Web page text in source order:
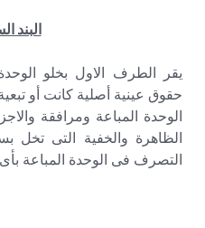
البند
يقر الطرف الاول بخلو
حقوق عينية أصلية كانت أو
الوحدة المباعة ومرافقة
الظاهرة والخفية التى تخل
التصرف فى الوحدة المباعة